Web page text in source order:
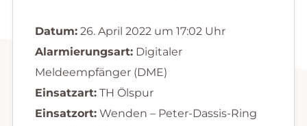
Datum:26. April 2022 um 17:02 Uhr
Alarmierungsart:Digitaler
Meldeempfänger (DME)
Einsatzart:TH Ölspur
Einsatzort:Wenden – Peter-Dassis-Ring